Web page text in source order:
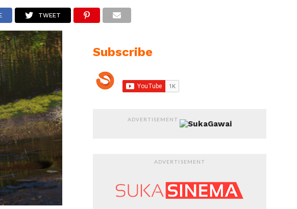
RELEASE TWEET
Subscribe
ADVERTISEMENT
ADVERTISEMENT